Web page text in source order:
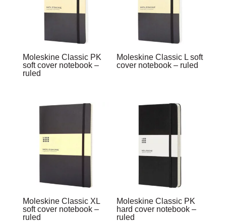
Moleskine Classic PK
soft cover notebook –
ruled
Moleskine Classic L soft
cover notebook – ruled
Moleskine Classic XL
soft cover notebook –
ruled
Moleskine Classic PK
hard cover notebook –
ruled